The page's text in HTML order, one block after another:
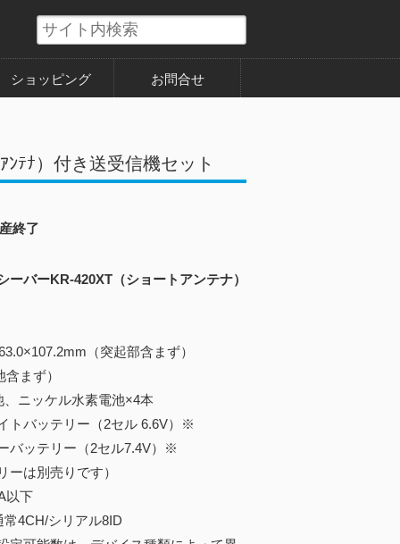
ショッピング お問合せ
ﾃﾅ）付き送受信機セット
終了
ーバーKR-420XT（ショートアンテナ）
（突起部含まず）
まず）
ニッケル水素電池×4本
バッテリー（2セル 6.6V）※
ッテリー（2セル7.4V）※
は別売りです）
以下
4CH/シリアル8ID